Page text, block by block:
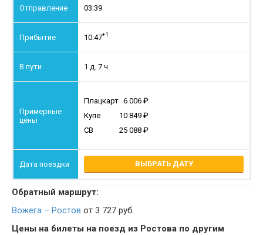
03:39
10:47+1
1 д. 7 ч.
Плацкарт 6 006
Купе
10 849
СВ
25 088
ВЫБРАТЬ ДАТУ
Обратный маршрут:
Вожега – Ростов от 3 727 руб.
Цены на билеты на поезд из Ростова по другим